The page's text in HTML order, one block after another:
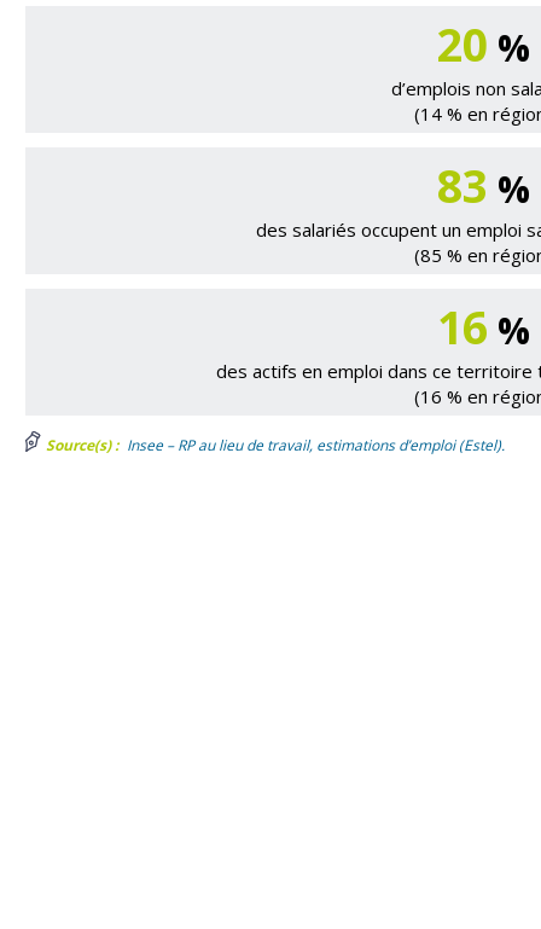
20 %
d’emplois non
(14 % en
83 %
des salariés occupent un emploi
(85 % en
16 %
des actifs en emploi dans ce
(16 % en
Source(s) : Insee – RP au lieu de travail, estimations d’emploi (Estel).